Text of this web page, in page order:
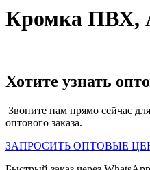
Кромка ПВХ,
Хотите узнать
Звоните нам прямо сейчас
оптового заказа.
ЗАПРОСИТЬ ОПТОВЫЕ